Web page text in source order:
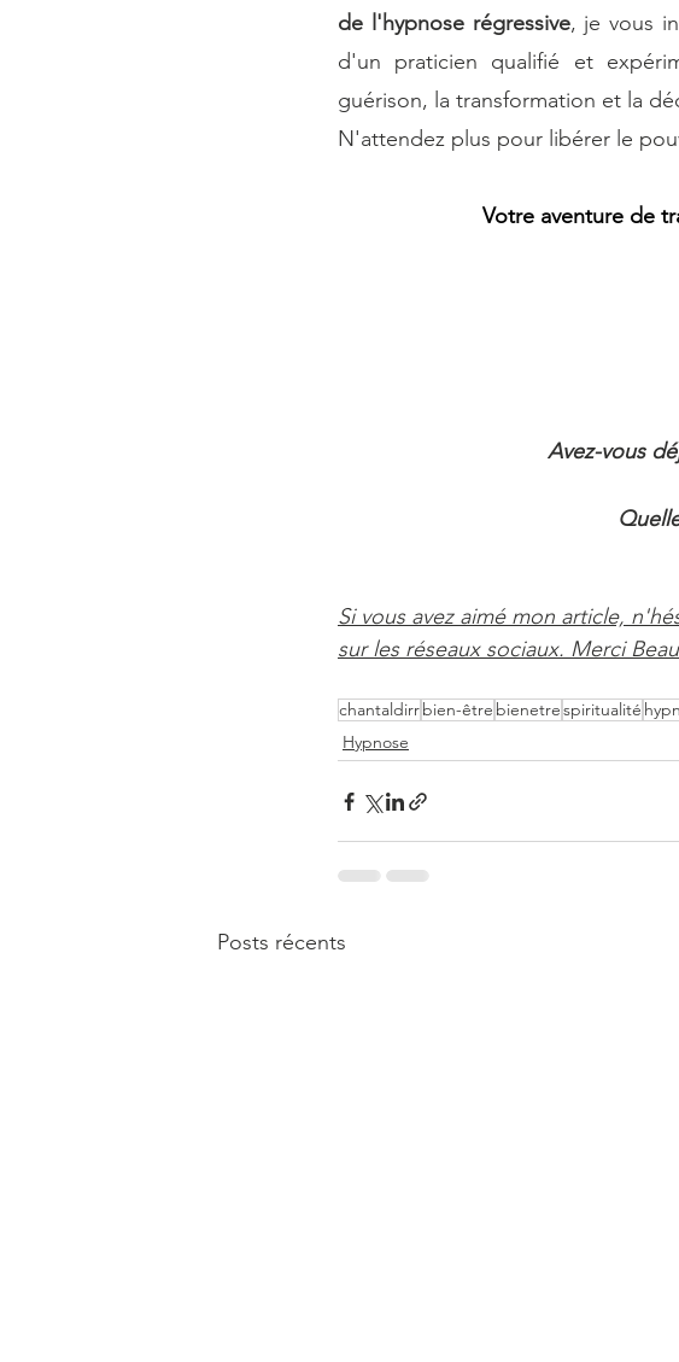
de l'hypnose régressive, je vous
d'un praticien qualifié et
guérison, la transformation et la
N'attendez plus pour libérer le
Votre aventure de
Avez-vous
Si vous avez aimé mon article,
sur les réseaux sociaux. Merci
chantaldirrbien-être bienetrespiritualité
Hypnose
Posts récents